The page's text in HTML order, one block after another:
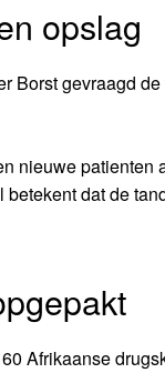
opslag
Borst gevraagd
nieuwe patienten
dat de
Afrikaanse